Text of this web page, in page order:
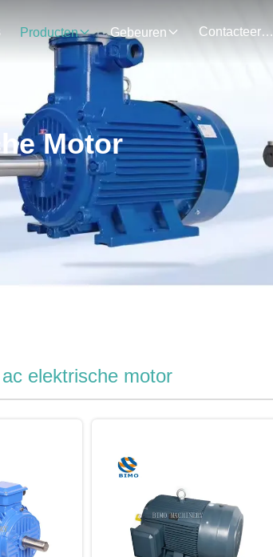
Producten Gebeuren Contacteer Ons
Motor
ac elektrische motor